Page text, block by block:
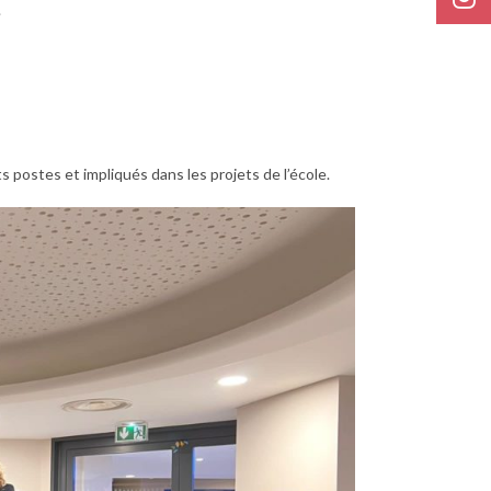
postes et impliqués dans les projets de l’école.